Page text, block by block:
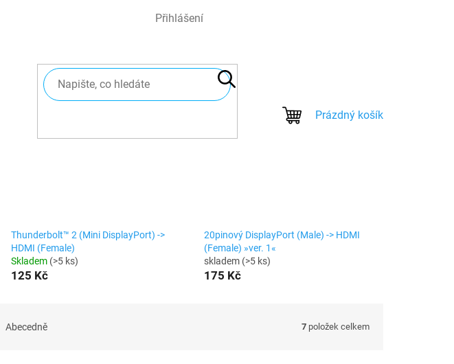
Přihlášení
NÁKUPNÍ
Prázdný košík
Thunderbolt™ 2 (Mini DisplayPort) ->
HDMI (Female)
Skladem (>5 ks)
125 Kč
20pinový DisplayPort (Male) -> HDMI
(Female) »ver. 1«
skladem (>5 ks)
175 Kč
Abecedně 7 položek celkem